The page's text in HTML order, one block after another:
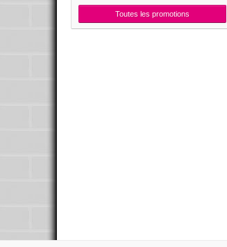
Toutes les promotions